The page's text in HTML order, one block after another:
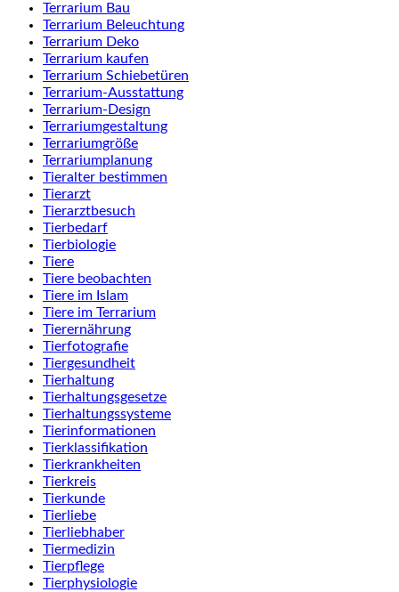
Terrarium Bau
Terrarium Beleuchtung
Terrarium Deko
Terrarium kaufen
Terrarium Schiebetüren
Terrarium-Ausstattung
Terrarium-Design
Terrariumgestaltung
Terrariumgröße
Terrariumplanung
Tieralter bestimmen
Tierarzt
Tierarztbesuch
Tierbedarf
Tierbiologie
Tiere
Tiere beobachten
Tiere im Islam
Tiere im Terrarium
Tierernährung
Tierfotografie
Tiergesundheit
Tierhaltung
Tierhaltungsgesetze
Tierhaltungssysteme
Tierinformationen
Tierklassifikation
Tierkrankheiten
Tierkreis
Tierkunde
Tierliebe
Tierliebhaber
Tiermedizin
Tierpflege
Tierphysiologie